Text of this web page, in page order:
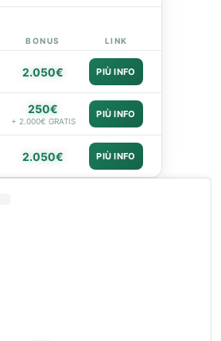
BONUS LINK
2.050€ PIÙ INFO
250€
+ 2.000€ GRATIS
PIÙ INFO
2.050€ PIÙ INFO